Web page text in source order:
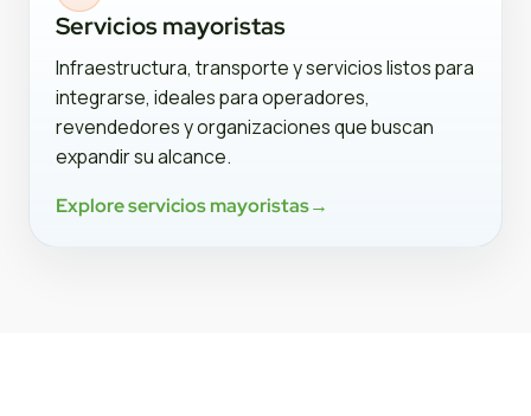
Servicios mayoristas
Infraestructura, transporte y servicios listos para
integrarse, ideales para operadores,
revendedores y organizaciones que buscan
expandir su alcance.
Explore servicios mayoristas→